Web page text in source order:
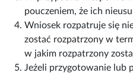
pouczeniem, że ich
Wniosek rozpatruje się
zostać rozpatrzony w
w jakim rozpatrzony
Jeżeli przygotowanie lub